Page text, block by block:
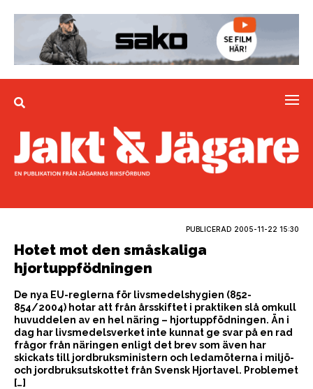
PUBLICERAD 2005-11-22 15:30
Hotet mot den småskaliga
hjortuppfödningen
De nya EU-reglerna för livsmedelshygien (852-
854/2004) hotar att från årsskiftet i praktiken slå omkull
huvuddelen av en hel näring – hjortuppfödningen. Än i
dag har livsmedelsverket inte kunnat ge svar på en rad
frågor från näringen enligt det brev som även har
skickats till jordbruksministern och ledamöterna i miljö-
och jordbruksutskottet från Svensk Hjortavel. Problemet
[…]